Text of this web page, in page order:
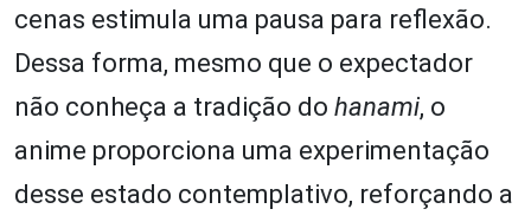
cenas estimula uma pausa para reflexão.
Dessa forma, mesmo que o expectador
não conheça a tradição do hanami, o
anime proporciona uma experimentação
desse estado contemplativo, reforçando a